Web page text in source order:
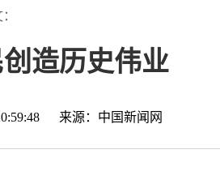
造历史伟业
来源： 中国新闻网